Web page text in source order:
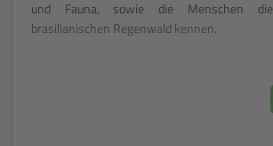
und Fauna, sowie die Menschen
brasilianischen Regenwald kennen.